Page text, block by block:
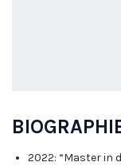
2022: “Master in